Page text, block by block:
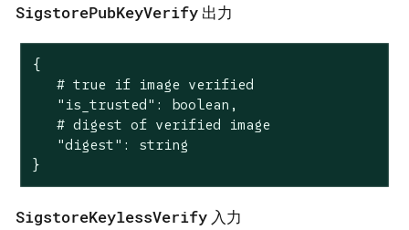
SigstorePubKeyVerify 出力
{
   # true if image verified
   "is_trusted": boolean,
   # digest of verified image
   "digest": string
}
SigstoreKeylessVerify 入力